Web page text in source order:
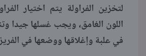
لتخزين الفراولة يتم اختيار
اللون الغامق، ويجب غسلها جيدا
في علبة وإغلاقها ووضعها في